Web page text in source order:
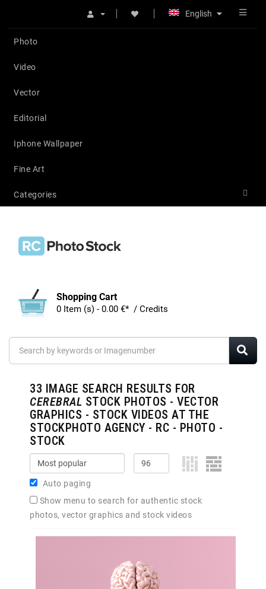
English
Photo
Video
Vector
Editorial
Iphone Wallpaper
Fine Art
Categories
Shopping Cart
0 Item (s) - 0.00 €* / Credits
33 IMAGE SEARCH RESULTS FOR
CEREBRAL STOCK PHOTOS - VECTOR
GRAPHICS - STOCK VIDEOS AT THE
STOCKPHOTO AGENCY - RC - PHOTO -
STOCK
Auto paging
Show menu to search for authentic stock
photos, vector graphics and stock videos